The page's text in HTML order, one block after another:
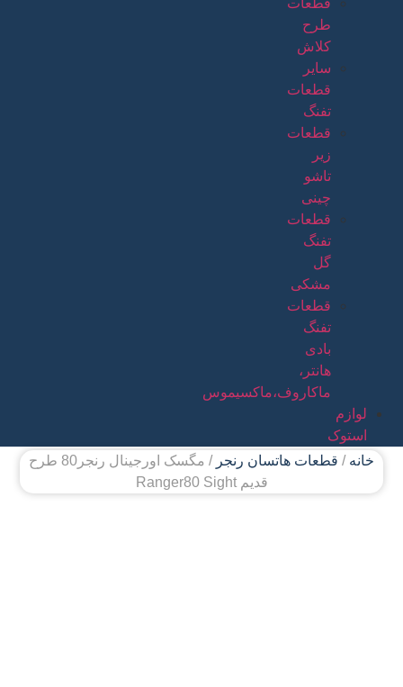
قطعات
طرح
کلاش
سایر
قطعات
تفنگ
قطعات
زیر
تاشو
چینی
قطعات
تفنگ
گل
مشکی
قطعات
تفنگ
بادی
هانتر،
ماکاروف،ماکسیموس
لوازم
استوک
خانه / قطعات هاتسان رنجر
/ مگسک اورجینال رنجر80 طرح
قدیم Ranger80 Sight